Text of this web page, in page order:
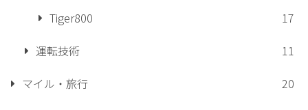
Tiger800
17
運転技術
11
マイル・旅行
20